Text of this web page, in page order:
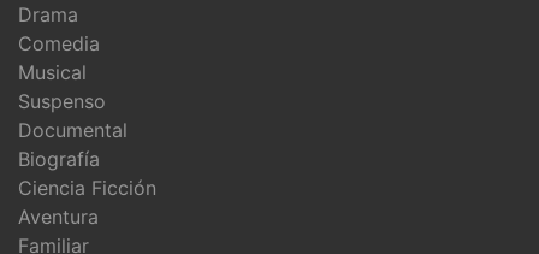
Drama
Comedia
Musical
Suspenso
Documental
Biografía
Ciencia Ficción
Aventura
Familiar